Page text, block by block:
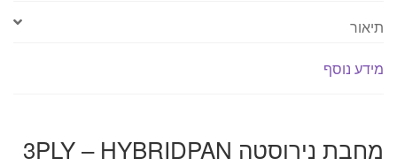
appeal
תיאור
מידע נוסף
מחבת נירוסטה 3PLY – HYBRIDPAN